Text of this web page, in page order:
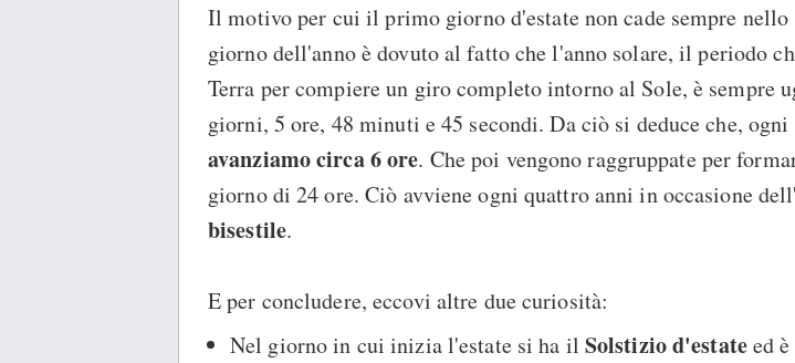
Il motivo per cui il primo giorno d'estate non cade sempre nello
giorno dell'anno è dovuto al fatto che l'anno solare, il periodo
Terra per compiere un giro completo intorno al Sole, è sempre
giorni, 5 ore, 48 minuti e 45 secondi. Da ciò si deduce che, ogni
avanziamo circa 6 ore. Che poi vengono raggruppate per
giorno di 24 ore. Ciò avviene ogni quattro anni in occasione dell'
bisestile.
E per concludere, eccovi altre due curiosità:
Nel giorno in cui inizia l'estate si ha il Solstizio d'estateed